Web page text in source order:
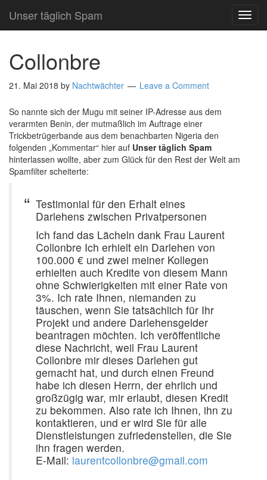
Unser täglich Spam
Collonbre
21. Mai 2018 by Nachtwächter Leave a Comment
So nannte sich der Mugu mit seiner IP-Adresse aus dem
verarmten Benin, der mutmaßlich im Auftrage einer
Trickbetrügerbande aus dem benachbarten Nigeria den
folgenden „Kommentar“ hier auf Unser täglich Spam
hinterlassen wollte, aber zum Glück für den Rest der Welt am
Spamfilter scheiterte:
Testimonial für den Erhalt eines
Darlehens zwischen Privatpersonen
Ich fand das Lächeln dank Frau Laurent
Collonbre Ich erhielt ein Darlehen von
100.000 € und zwei meiner Kollegen
erhielten auch Kredite von diesem Mann
ohne Schwierigkeiten mit einer Rate von
3%. Ich rate Ihnen, niemanden zu
täuschen, wenn Sie tatsächlich für Ihr
Projekt und andere Darlehensgelder
beantragen möchten. Ich veröffentliche
diese Nachricht, weil Frau Laurent
Collonbre mir dieses Darlehen gut
gemacht hat, und durch einen Freund
habe ich diesen Herrn, der ehrlich und
großzügig war, mir erlaubt, diesen Kredit
zu bekommen. Also rate ich Ihnen, ihn zu
kontaktieren, und er wird Sie für alle
Dienstleistungen zufriedenstellen, die Sie
ihn fragen werden.
E-Mail: laurentcollonbre@gmail.com